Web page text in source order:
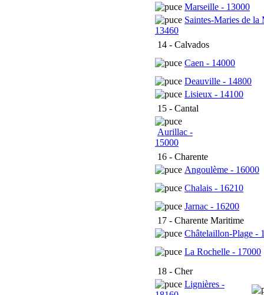
Marseille - 13000
Saintes-Maries de la
13460
14 - Calvados
Caen - 14000
Deauville - 14800
Lisieux - 14100
15 - Cantal
Aurillac -
15000
16 - Charente
Angoulème - 16000
Chalais - 16210
Jarnac - 16200
17 - Charente Maritime
Châtelaillon-Plage -
La Rochelle - 17000
18 - Cher
Lignières -